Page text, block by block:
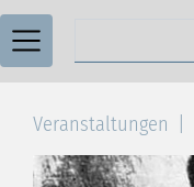
Veranstaltungen